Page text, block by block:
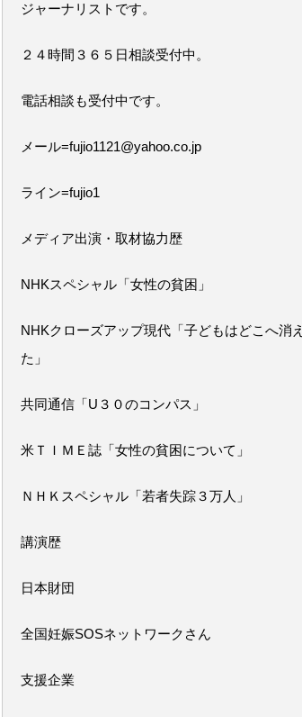
ジャーナリストです。
２４時間３６５日相談受付中。
電話相談も受付中です。
メール=fujio1121@yahoo.co.jp
ライン=fujio1
メディア出演・取材協力歴
NHKスペシャル「女性の貧困」
NHKクローズアップ現代「子どもはどこへ消え
た」
共同通信「U３０のコンパス」
米ＴＩＭＥ誌「女性の貧困について」
ＮＨＫスペシャル「若者失踪３万人」
講演歴
日本財団
全国妊娠SOSネットワークさん
支援企業